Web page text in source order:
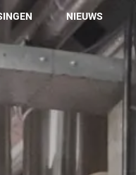
NIEUWS
& Building Life Cycle